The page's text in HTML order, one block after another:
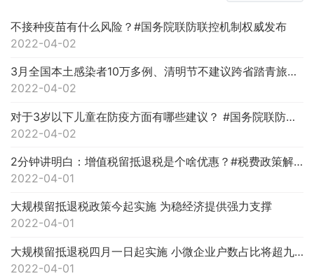
不接种疫苗有什么风险？#国务院联防联控机制权威发布
2022-04-02
3月全国本土感染者10万多例、清明节不建议跨省踏青旅行……权威发布！
2022-04-02
对于3岁以下儿童在防疫方面有哪些建议？ #国务院联防联控机制权威发布
2022-04-02
2分钟讲明白：增值税留抵退税是个啥优惠？#税费政策解读
2022-04-01
大规模留抵退税政策今起实施 为稳经济提供强力支撑
2022-04-01
大规模留抵退税四月一日起实施 小微企业户数占比将超九成
2022-04-01